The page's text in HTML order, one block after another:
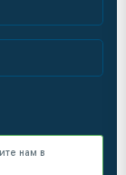
нам в